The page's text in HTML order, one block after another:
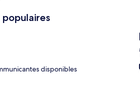
disponibles